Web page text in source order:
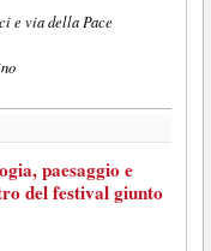
e via della Pace
paesaggio e
del festival giunto